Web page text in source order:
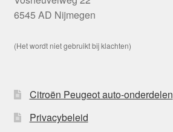
6545 AD Nijmegen
(Het wordt niet gebruikt bij klachten)
Citroën Peugeot auto-onderdelen
Privacybeleid